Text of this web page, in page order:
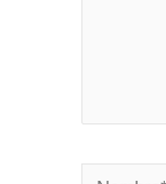
Nombre*